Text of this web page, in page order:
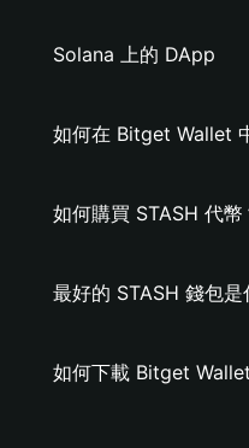
Solana 上的 DApp
如何在 Bitget Wallet
如何購買 STASH 代幣
最好的 STASH 錢包是
如何下載 Bitget